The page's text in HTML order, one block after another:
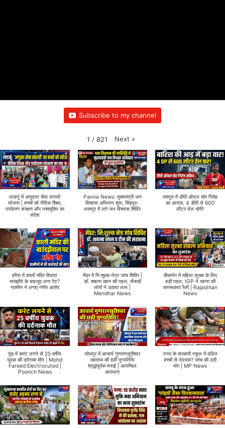
Subscribe to my channel
1 / 821 Next »
लाडनूं में अणुव्रत सेवा सारथी
योजना | बच्चों को नैतिक शिक्षा,
पर्यावरण संरक्षण और नशामुक्ति का
संदेश
Panna News: मुख्यमंत्री जन
विश्वास अभियान शुरू, सिंहपुर-
धरमपुर में लगे जन विश्वास शिविर
रामपुरा में डीपी ऑयल चोर गिरोह
का आतंक, 4 डीपी से 600
लीटर तेल चोरी!
हरैया में काली मंदिर विवाद!
समझौते के बावजूद लगा गेट?
ग्रामीण ने लगाए गंभीर आरोप
मेंढर में निःशुल्क नेत्र जांच शिविर |
डॉ. शबाना खान की पहल, सैकड़ों
लोगों ने उठाया लाभ |
Mendhar News
बीकानेर में महिला सुरक्षा के लिए
बड़ी पहल, IGP ने रवाना की
जागरूकता रैली | Rajasthan
News
पुंछ में करंट लगने से 25 वर्षीय
युवक की दर्दनाक मौत | Mohd
Fareed Electrocuted |
Poonch News
जोधपुर में आचार्य गुणरत्नसूरीश्वर
महाराज की 6वीं पुण्यतिथि
श्रद्धापूर्वक मनाई | आयम्बिल
आराधना
पन्ना के सरकारी स्कूल में दलित
बच्चों से भेदभाव? जांच की उठी
मांग | MP News